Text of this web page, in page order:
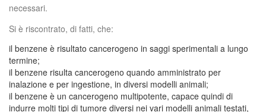
necessari.
Si è riscontrato, di fatti, che:
il benzene è risultato cancerogeno in saggi sperimentali a lungo
termine;
il benzene risulta cancerogeno quando amministrato per
inalazione e per ingestione, in diversi modelli animali;
il benzene è un cancerogeno multipotente, capace quindi di
indurre molti tipi di tumore diversi nei vari modelli animali testati,